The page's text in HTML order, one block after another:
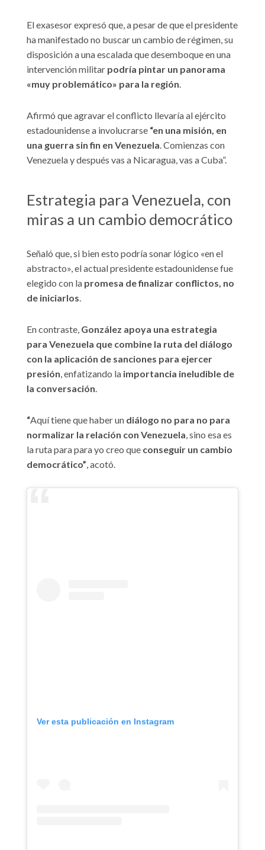
El exasesor expresó que, a pesar de que el presidente
ha manifestado no buscar un cambio de régimen, su
disposición a una escalada que desemboque en una
intervención militar podría pintar un panorama
«muy problemático» para la región.
Afirmó que agravar el conflicto llevaría al ejército
estadounidense a involucrarse “en una misión, en
una guerra sin fin en Venezuela. Comienzas con
Venezuela y después vas a Nicaragua, vas a Cuba”.
Estrategia para Venezuela, con
miras a un cambio democrático
Señaló que, si bien esto podría sonar lógico «en el
abstracto», el actual presidente estadounidense fue
elegido con la promesa de finalizar conflictos, no
de iniciarlos
En contraste, González apoya una estrategia
para Venezuela que combine la ruta del diálogo
con la aplicación de sanciones para ejercer
presión , enfatizando la importancia ineludible de
la conversación
“Aquí tiene que haber un diálogo no para no para
normalizar la relación con Venezuela , sino esa es
la ruta para para yo creo que conseguir un cambio
democrático” , acotó.
Ver esta publicación en Instagram